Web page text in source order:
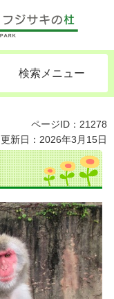
検索メニュー
ページID：21278
更新日：2026年3月15日